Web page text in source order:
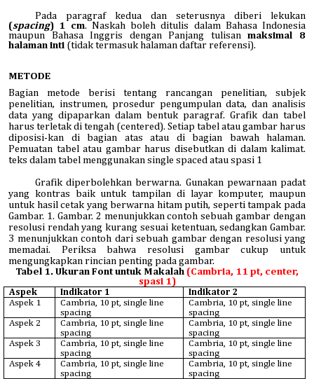
Pada paragraf kedua dan seterusnya diberi lekukan
(spacing) 1 cm. Naskah boleh ditulis dalam Bahasa Indonesia
maupun Bahasa Inggris dengan Panjang tulisanmaksimal 8
halaman inti (tidak termasuk halaman daftar referensi).
METODE
Bagian metode berisi tentang rancangan penelitian, subjek
penelitian, instrumen, prosedur pengumpulan data, dan analisis
data yang dipaparkan dalam bentuk paragraf. Grafik dan tabel
harus terletak di tengah (centered). Setiap tabel atau gambar harus
diposisi-kan di bagian atas atau di bagian bawah halaman.
Pemuatan tabel atau gambar harus disebutkan di dalam kalimat.
teks dalam tabel menggunakan single spaced atau spasi 1
Grafik diperbolehkan berwarna. Gunakan pewarnaan padat
yang kontras baik untuk tampilan di layar komputer, maupun
untuk hasil cetak yang berwarna hitam putih, seperti tampak pada
Gambar. 1. Gambar. 2 menunjukkan contoh sebuah gambar dengan
resolusi rendah yang kurang sesuai ketentuan, sedangkan Gambar.
3 menunjukkan contoh dari sebuah gambar dengan resolusi yang
memadai. Periksa bahwa resolusi gambar cukup untuk
mengungkapkan rincian penting pada gambar.
Tabel 1. Ukuran Font untuk Makalah (Cambria, 11 pt, center,
spasi 1)
Aspek Indikator 1
Indikator 2
Aspek 1
Cambria, 10 pt, single line
spacing
Cambria, 10 pt, single line
spacing
Aspek 2
Cambria, 10 pt, single line
spacing
Cambria, 10 pt, single line
spacing
Aspek 3
Cambria, 10 pt, single line
spacing
Cambria, 10 pt, single line
spacing
Aspek 4
Cambria, 10 pt, single line
spacing
Cambria, 10 pt, single line
spacing